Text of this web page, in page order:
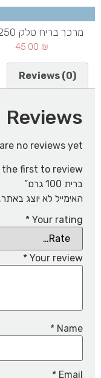
מרכך בריח טלק 250 מ"ל
45.00 ₪
Reviews (0)
Reviews
no reviews yet.
ברית 100 גרם”
האימייל לא יוצג באתר.
Your rating
*
Your review
*
Name
*
Email
*